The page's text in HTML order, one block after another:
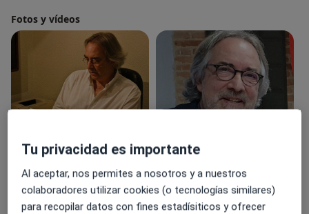
Fotos y vídeos
Ver galería (4)
Mostrar más detalles
sobre la experiencia
Tu privacidad es importante
Al aceptar, nos permites a nosotros y a nuestros
colaboradores utilizar cookies (o tecnologías similares)
para recopilar datos con fines estadísiticos y ofrecer